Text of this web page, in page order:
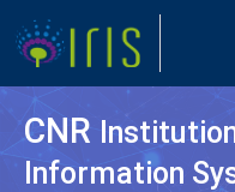
CNR
Information